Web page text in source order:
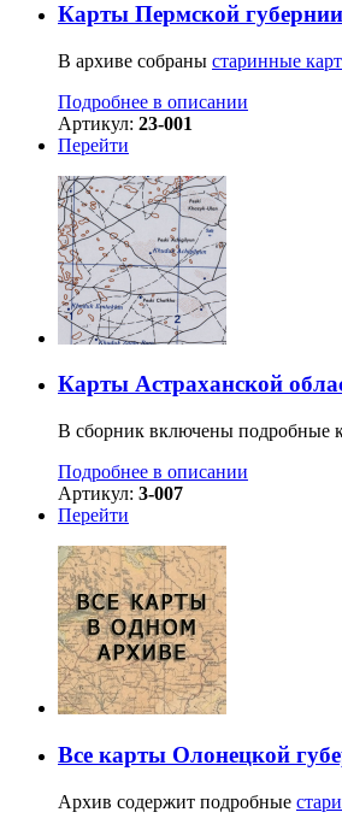
Карты Пермской
В архиве собраны старинные
Подробнее в описании
Артикул: 23-001
Перейти
Карты Астраханской
В сборник включены подробные
Подробнее в описании
Артикул: 3-007
Перейти
Все карты Олонецкой
Архив содержит подробные